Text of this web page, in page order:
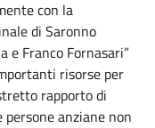
con la
di Saronno
e Franco Fornasari”
risorse per
rapporto di
anziane non